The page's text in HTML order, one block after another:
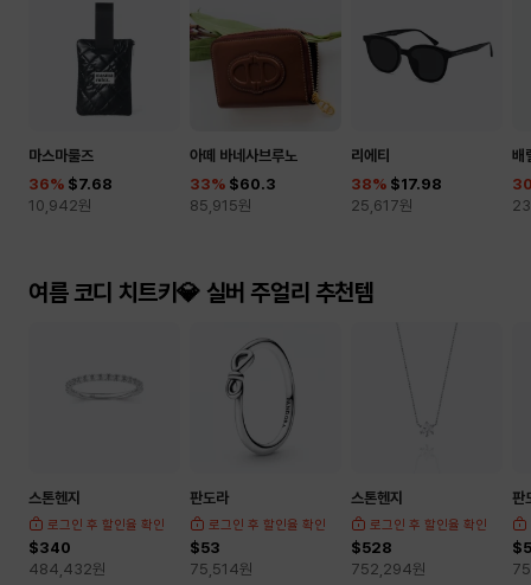
마스마룰즈
36% $7.68
10,942원
아떼 바네사브루노
33% $60.3
85,915원
리에티
38% $17.98
25,617원
배
여름 코디 치트키💎 실버 주얼리 추천템
스톤헨지
로그인 후 할인율 확인
$340
484,432원
판도라
로그인 후 할인율 확인
$53
75,514원
스톤헨지
로그인 후 할인율 확인
$528
752,294원
판